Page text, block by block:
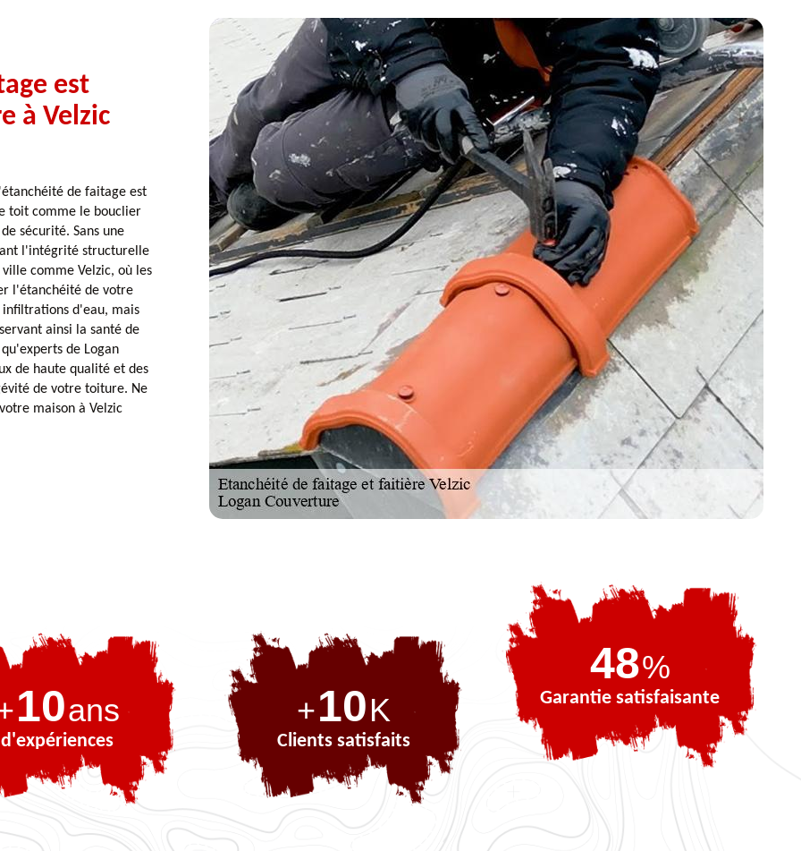
est
à Velzic
de faitage est
toit comme le bouclier
sécurité. Sans une
l'intégrité structurelle
comme Velzic, où les
l'étanchéité de votre
d'eau, mais
ainsi la santé de
de Logan
de haute qualité et des
de votre toiture. Ne
maison à Velzic
10ans
d'expériences
+10K
Clients satisfaits
70%
Garantie satisfaisante